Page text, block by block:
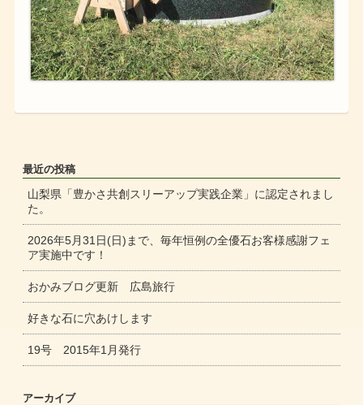
最近の投稿
山梨県「豊かさ共創スリーアップ実践企業」に認定されまし
た。
2026年5月31日(日)まで、毎年恒例の全優石お客様感謝フェ
ア実施中です！
おかみブログ更新 広島旅行
好きな石に穴あけします
19号 2015年1月発行
アーカイブ